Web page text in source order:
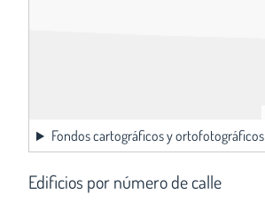
Fondos cartográficos y ortofotográficos
Edificios por número de calle